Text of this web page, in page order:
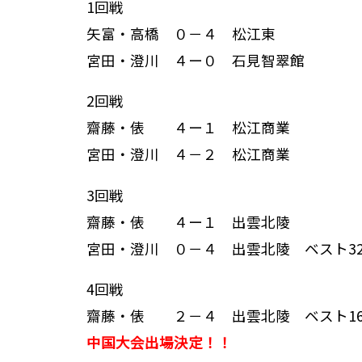
1回戦
矢富・高橋 ０－４ 松江東
宮田・澄川 ４ー０ 石見智翠館
2回戦
齋藤・俵 ４ー１ 松江商業
宮田・澄川 ４－２ 松江商業
3回戦
齋藤・俵 ４ー１ 出雲北陵
宮田・澄川 ０－４ 出雲北陵 ベスト
4回戦
齋藤・俵 ２－４ 出雲北陵 ベスト
中国大会出場決定！！